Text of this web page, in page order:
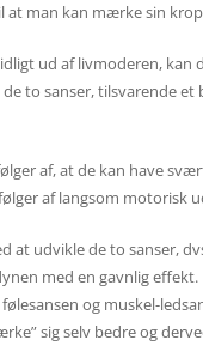
at man kan mærke sin
ud af livmoderen, kan
to sanser, tilsvarende et
af, at de kan have
af langsom motorisk
at udvikle de to sanser,
med en gavnlig
og muskel-
sig selv bedre og